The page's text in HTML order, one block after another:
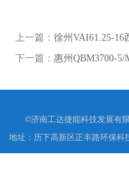
上一篇： 徐州VAI61.25-16
下一篇： 惠州QBM3700-
©济南工达捷能科技发展有
地址：历下高新区正丰路环保科